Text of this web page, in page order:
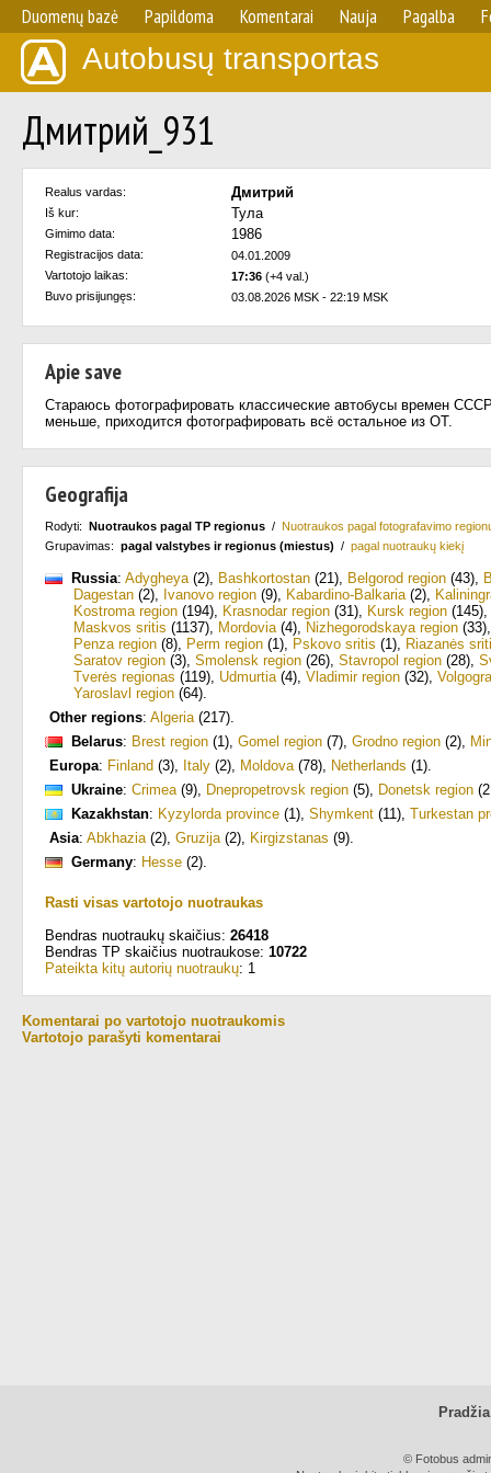
Duomenų bazė Papildoma Komentarai Nauja Pagalba
Autobusų transportas
Дмитрий_931
Realus vardas: Дмитрий
Iš kur: Тула
Gimimo data: 1986
Registracijos data:
04.01.2009
Vartotojo laikas:
17:36 (+4 val.)
Buvo prisijungęs:
03.08.2026 MSK - 22:19 MSK
Apie save
Стараюсь фотографировать классические автобусы времен
меньше, приходится фотографировать всё остальное из ОТ.
Geografija
Rodyti: Nuotraukos pagal TP regionus / Nuotraukos pagal fotografavimo
Grupavimas: pagal valstybes ir regionus (miestus) / pagal nuotraukų kiekį
Russia: Adygheya(2), Bashkortostan (21), Belgorod region (43),
Dagestan (2), Ivanovo region (9), Kabardino-Balkaria(2),
Kostroma region (194), Krasnodar region (31), Kursk region (145),
Maskvos sritis (1137), Mordovia(4), Nizhegorodskaya region (33)
Penza region (8), Perm region (1), Pskovo sritis (1), Riazanės
Saratov region (3), Smolensk region (26), Stavropol region (28),
Tverės regionas (119), Udmurtia(4), Vladimir region (32),
Yaroslavl region (64).
Other regions: Algeria(217).
Belarus: Brest region (1), Gomel region (7), Grodno region (2),
Europa: Finland (3), Italy (2), Moldova(78), Netherlands (1).
Ukraine: Crimea(9), Dnepropetrovsk region (5), Donetsk region
Kazakhstan: Kyzylorda province (1), Shymkent (11), Turkestan
Asia: Abkhazia(2), Gruzija(2), Kirgizstanas (9).
Germany: Hesse (2).
Rasti visas vartotojo nuotraukas
Bendras nuotraukų skaičius: 26418
Bendras TP skaičius nuotraukose: 10722
Pateikta kitų autorių nuotraukų: 1
Komentarai po vartotojo nuotraukomis
Vartotojo parašyti komentarai
Pradžia
© Fotobus